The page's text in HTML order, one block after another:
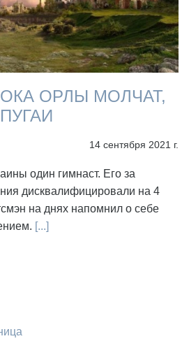
ОРЛЫ МОЛЧАТ,
14 сентября 2021 г.
один гимнаст. Его за
дисквалифицировали на 4
на днях напомнил о себе
[...]